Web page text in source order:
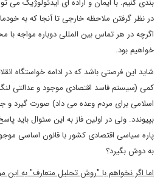
بندی کنیم. با ایمان و اراده ای ایدئولوژیک
در نظر گرفتن ملاحظه خارجی تا آنجا که به
اگرچه در هر تماس بین المللی دوباره مواجه
خواهیم بود.
شاید این فرصتی باشد که در ادامه خواستگاه
کمی (سیستم فاسد اقتصادی موجود و عدالتی
اسلامی برای مردم وعده می داد) صورت گیرد و
بپیوندد. ولی در اولین فاز به این سئوال باید
پاره سیاسی اقتصادی کشور با قانون اساسی
به دوش بگیرد؟
اما اگر نخواهم با "روش تحلیل متعارف" به این